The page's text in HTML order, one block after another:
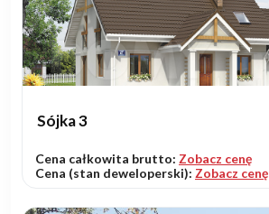
Sójka 3
Cena całkowita brutto: Zobacz cenę
Cena (stan deweloperski): Zobacz cenę